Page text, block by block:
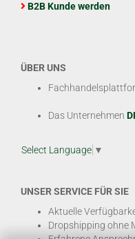
B2B Kunde werden
ÜBER UNS
Das Unternehmen
Select Language ▼
UNSER SERVICE FÜR SIE
Aktuelle
Dropshipping ohne